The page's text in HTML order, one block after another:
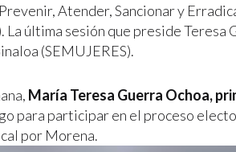
Atender, Sancionar y
La última sesión que preside Teresa
(SEMUJERES).
María Teresa Guerra Ochoa,
para participar en el proceso
por Morena.